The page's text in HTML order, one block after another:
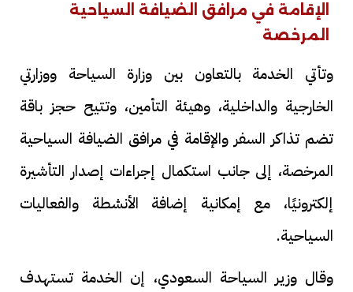
الإقامة في مرافق الضيافة السياحية
المرخصة
وتأتي الخدمة بالتعاون بين وزارة السياحة ووزارتي
الخارجية والداخلية، وهيئة التأمين، وتتيح حجز باقة
تضم تذاكر السفر والإقامة في مرافق الضيافة السياحية
المرخصة، إلى جانب استكمال إجراءات إصدار التأشيرة
إلكترونيًا، مع إمكانية إضافة الأنشطة والفعاليات
السياحية.
وقال وزير السياحة السعودي، إن الخدمة تستهدف